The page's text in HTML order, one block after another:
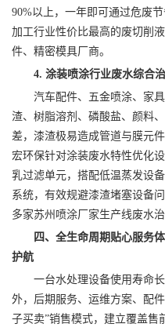
90%以上，一年即可通过危废
加工行业性价比最高的废切削
件、精密模具厂商。
4. 涂装喷涂行业废水综合
汽车配件、五金喷涂、家
渣、树脂溶剂、磷酸盐、颜料
差，漆渣极易造成管道与膜元
宏环保针对涂装废水特性优化
乳过滤单元，搭配低温蒸发设
系统，有效规避漆渣堵塞设备
多家苏州喷涂厂家生产线废水治
四、全生命周期贴心服务
护航
一台水处理设备使用寿命
外，后期服务、运维方案、配
子买卖”销售模式，建立覆盖售